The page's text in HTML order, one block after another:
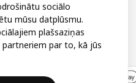
sociālo
mūsu datplūsmu.
plašsaziņas
par to, kā jūs